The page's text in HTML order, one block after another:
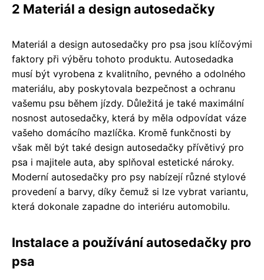
2 Materiál a design autosedačky
Materiál a design autosedačky pro psa jsou klíčovými
faktory při výběru tohoto produktu. Autosedadka
musí být vyrobena z kvalitního, pevného a odolného
materiálu, aby poskytovala bezpečnost a ochranu
vašemu psu během jízdy. Důležitá je také maximální
nosnost autosedačky, která by měla odpovídat váze
vašeho domácího mazlíčka. Kromě funkčnosti by
však měl být také design autosedačky přívětivý pro
psa i majitele auta, aby splňoval estetické nároky.
Moderní autosedačky pro psy nabízejí různé stylové
provedení a barvy, díky čemuž si lze vybrat variantu,
která dokonale zapadne do interiéru automobilu.
Instalace a používání autosedačky pro
psa